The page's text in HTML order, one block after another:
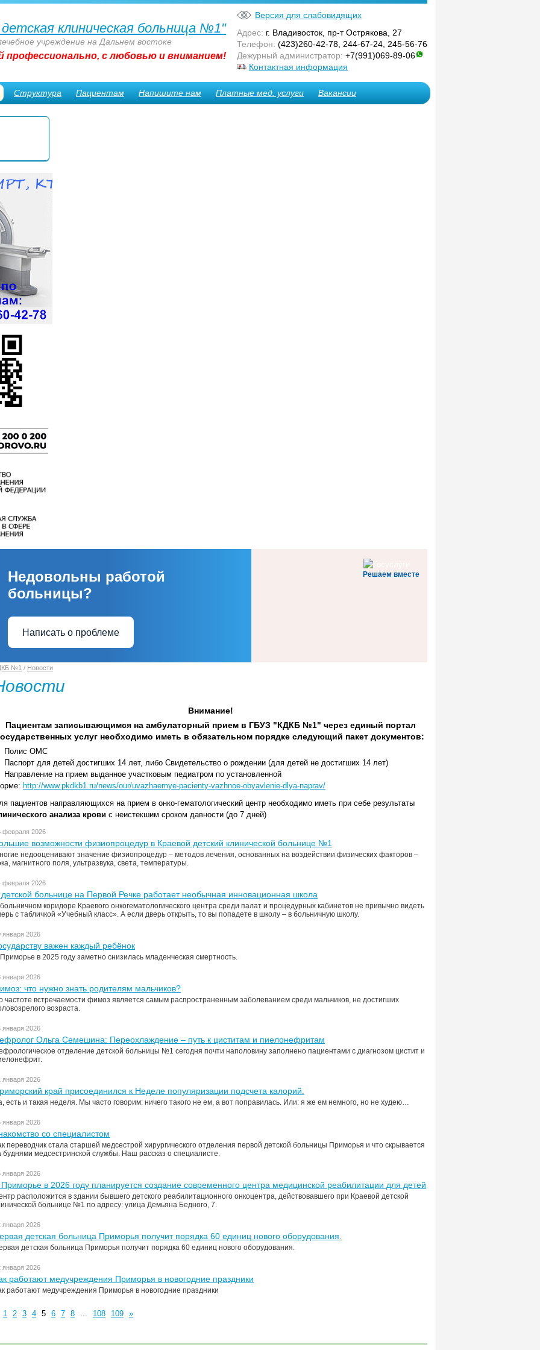
клиническая больница №1"
учреждение на Дальнем востоке
профессионально, с любовью и вниманием!
Версия для слабовидящих
Адрес: г. Владивосток, пр-т Острякова, 27
Телефон: (423)260-42-78, 244-67-24, 245-56-76
Дежурный администратор: +7(991)069-89-06
Контактная информация
Структура Пациентам Напишите нам Платные мед. услуги Вакансии
Решаем вместе
Недовольны работой
больницы?
Написать о проблеме
№1 / Новости
Внимание!
Пациентам записывающимся на амбулаторный прием в ГБУЗ "КДКБ №1" через единый портал
услуг необходимо иметь в обязательном порядке следующий пакет документов:
Полис ОМС
Паспорт для детей достигших 14 лет, либо Свидетельство о рождении (для детей не достигших 14 лет)
Направление на прием выданное участковым педиатром по установленной
http://www.pkdkb1.ru/news/our/uvazhaemye-pacienty-vazhnoe-obyavlenie-dlya-naprav/
пациентов направляющихся на прием в онко-гематологический центр необходимо иметь при себе результаты
анализа крови с неистекшим сроком давности (до 7 дней)
февраля 2026
возможности физиопроцедур в Краевой детский клинической больнице №1
недооценивают значение физиопроцедур – методов лечения, основанных на воздействии физических факторов –
магнитного поля, ультразвука, света, температуры.
февраля 2026
больнице на Первой Речке работает необычная инновационная школа
коридоре Краевого онкогематологического центра среди палат и процедурных кабинетов не привычно видеть
с табличкой «Учебный класс». А если дверь открыть, то вы попадете в школу – в больничную школу.
января 2026
важен каждый ребёнок
в 2025 году заметно снизилась младенческая смертность.
января 2026
что нужно знать родителям мальчиков?
частоте встречаемости фимоз является самым распространенным заболеванием среди мальчиков, не достигших
возраста.
января 2026
Ольга Семешина: Переохлаждение – путь к циститам и пиелонефритам
отделение детской больницы №1 сегодня почти наполовину заполнено пациентами с диагнозом цистит и
января 2026
край присоединился к Неделе популяризации подсчета калорий.
есть и такая неделя. Мы часто говорим: ничего такого не ем, а вот поправилась. Или: я же ем немного, но не худею…
января 2026
со специалистом
переводчик стала старшей медсестрой хирургического отделения первой детской больницы Приморья и что скрывается
буднями медсестринской службы. Наш рассказ о специалисте.
января 2026
в 2026 году планируется создание современного центра медицинской реабилитации для детей
расположится в здании бывшего детского реабилитационного онкоцентра, действовавшего при Краевой детской
больнице №1 по адресу: улица Демьяна Бедного, 7.
января 2026
детская больница Приморья получит порядка 60 единиц нового оборудования.
детская больница Приморья получит порядка 60 единиц нового оборудования.
января 2026
работают медучреждения Приморья в новогодние праздники
работают медучреждения Приморья в новогодние праздники
1 2 3 4 5 6 7 8 ... 108 109 »